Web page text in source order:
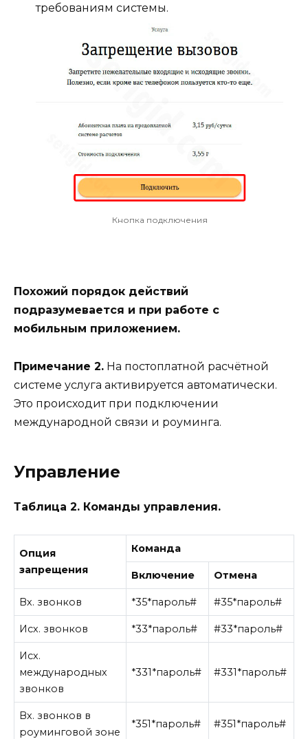
требованиям системы.
Кнопка подключения
Похожий порядок действий
подразумевается и при работе с
мобильным приложением.
Примечание 2. На постоплатной расчётной
системе услуга активируется автоматически.
Это происходит при подключении
международной связи и роуминга.
Управление
Таблица 2. Команды управления.
Опция
запрещения
Команда
Включение Отмена
Вх. звонков *35*пароль# #35*пароль#
Исх. звонков *33*пароль# #33*пароль#
Исх.
международных
звонков
*331*пароль# #331*пароль#
Вх. звонков в
роуминговой зоне
*351*пароль# #351*пароль#